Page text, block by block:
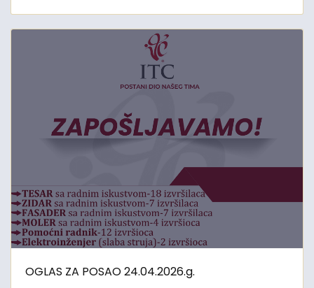
OGLAS ZA POSAO 24.04.2026.g.